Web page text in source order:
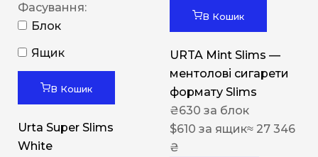
Фасування:
Блок
Ящик
В Кошик
Urta Super Slims
White
В Кошик
URTA Mint Slims —
ментолові сигарети
формату Slims
₴630 за блок
$610 за ящик≈ 27 346
₴